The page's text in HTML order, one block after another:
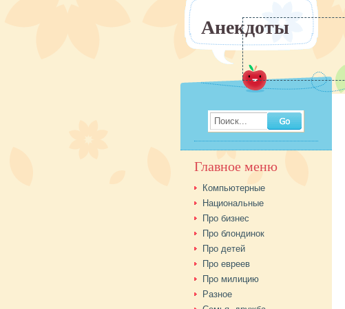
Анекдоты
Поиск...
Главное меню
Компьютерные
Национальные
Про бизнес
Про блондинок
Про детей
Про евреев
Про милицию
Разное